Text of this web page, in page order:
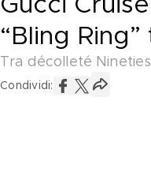
Gucci
“Bling
Tra décolleté
Condividi: